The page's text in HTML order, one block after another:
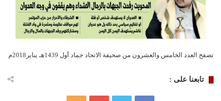
تصفح العدد الخامس والعشرون من صحيفة الاتحاد جماد أول 1439هـ يناير2018م
تابعنا على :